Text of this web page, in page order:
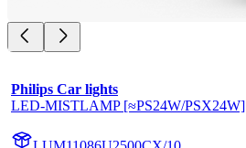
Philips Car lights
LED-MISTLAMP [≈PS24W/PSX24W]